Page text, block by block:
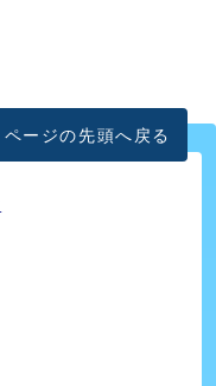
ページの先頭へ戻る